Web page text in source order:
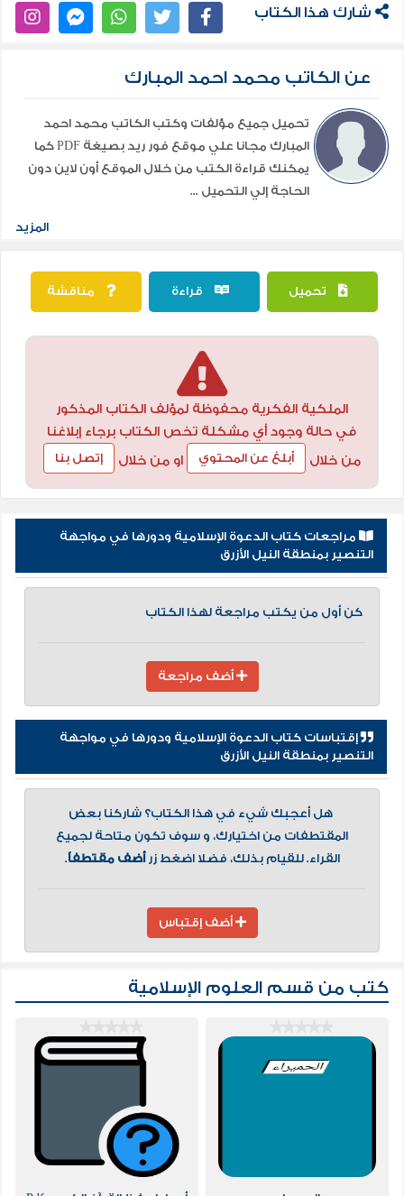
شارك هذا الكتاب
عن الكاتب محمد احمد المبارك
تحميل جميع مؤلفات وكتب الكاتب محمد احمد
المبارك مجانا علي موقع فور ريد بصيغة PDF كما
يمكنك قراءة الكتب من خلال الموقع أون لاين دون
الحاجة إلي التحميل ...
المزيد
تحميل قراءة مناقشة
الملكية الفكرية محفوظة لمؤلف الكتاب المذكور
في حالة وجود أي مشكلة تخص الكتاب برجاء إبلاغنا
من خلال
أبلغ عن المحتوي او من خلال إتصل بنا
مراجعات كتاب الدعوة الإسلامية ودورها في مواجهة
التنصير بمنطقة النيل الأزرق
كن أول من يكتب مراجعة لهذا الكتاب
أضف مراجعة
إقتباسات كتاب الدعوة الإسلامية ودورها في مواجهة
التنصير بمنطقة النيل الأزرق
هل أعجبك شيء في هذا الكتاب؟ شاركنا بعض
المقتطفات من اختيارك، و سوف تكون متاحة لجميع
القراء. للقيام بذلك، فضلا اضغط زرأضف مقتطفاً.
أضف إقتباس
كتب من قسم العلوم الإسلامية